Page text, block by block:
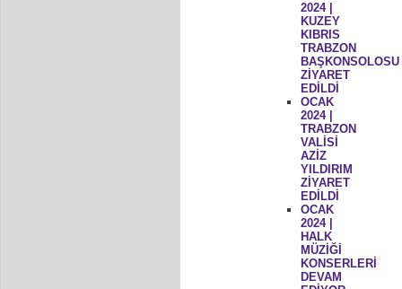
2024 |
KUZEY
KIBRIS
TRABZON
BAŞKONSOLOSU
ZİYARET
EDİLDİ
OCAK
2024 |
TRABZON
VALİSİ
AZİZ
YILDIRIM
ZİYARET
EDİLDİ
OCAK
2024 |
HALK
MÜZİĞİ
KONSERLERİ
DEVAM